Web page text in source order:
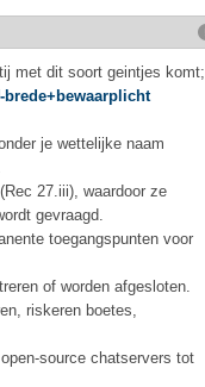
met dit soort geintjes komt;
je wettelijke naam
27.iii), waardoor ze
gevraagd.
toegangspunten voor
of worden afgesloten.
riskeren boetes,
source chatservers tot